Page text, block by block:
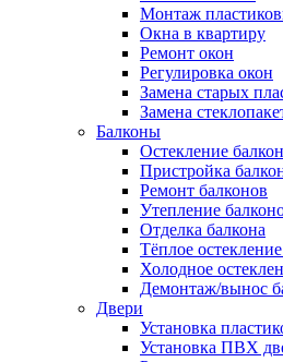
Монтаж
Окна в квартиру
Ремонт окон
Регулировка окон
Замена старых
Замена
Балконы
Остекление
Пристройка
Ремонт балконов
Утепление
Отделка балкона
Тёплое
Холодное
Демонтаж/вынос
Двери
Установка
Установка ПВХ